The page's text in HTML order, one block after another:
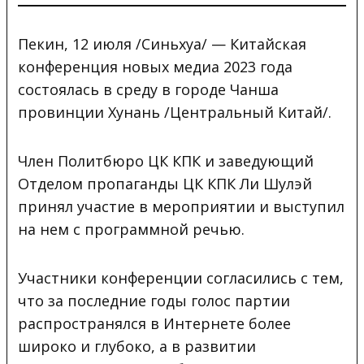
Пекин, 12 июля /Синьхуа/ — Китайская
конференция новых медиа 2023 года
состоялась в среду в городе Чанша
провинции Хунань /Центральный Китай/.
Член Политбюро ЦК КПК и заведующий
Отделом пропаганды ЦК КПК Ли Шулэй
принял участие в мероприятии и выступил
на нем с программной речью.
Участники конференции согласились с тем,
что за последние годы голос партии
распространялся в Интернете более
широко и глубоко, а в развитии